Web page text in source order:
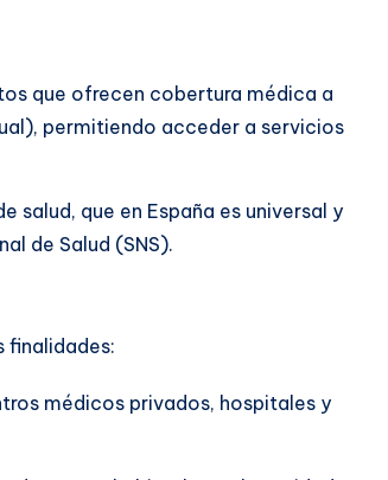
que ofrecen cobertura médica a
permitiendo acceder a servicios
que en España es universal y
de Salud (SNS).
finalidades:
médicos privados, hospitales y